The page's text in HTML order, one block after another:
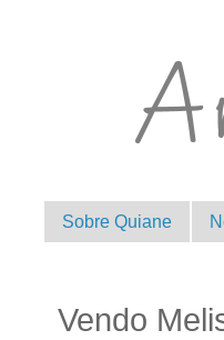
Sobre Quiane
Vendo